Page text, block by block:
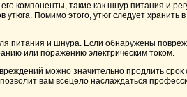
компоненты, такие как шнур питания и
Помимо этого, утюг следует хранить
питания и шнура. Если обнаружены
или поражению электрическим током.
можно значительно продлить срок
вам всецело наслаждаться